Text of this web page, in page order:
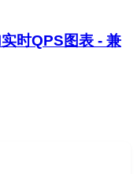
时QPS图表 - 兼